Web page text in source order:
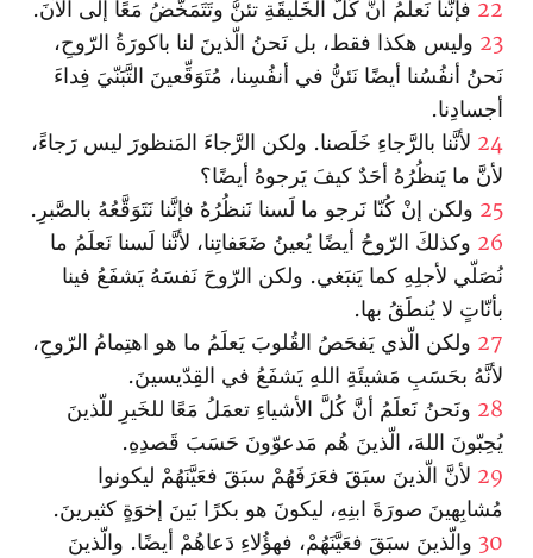
22 فإنَّنا نَعلَمُ أنَّ كُلَّ الخَليقَةِ تئنُّ وتَتَمَخَّضُ مَعًا إلَى الآنَ.
23 وليس هكذا فقط، بل نَحنُ الّذينَ لنا باكورَةُ الرّوحِ،
نَحنُ أنفُسُنا أيضًا نَئنُّ في أنفُسِنا، مُتَوَقِّعينَ التَّبَنّيَ فِداءَ
أجسادِنا.
24 لأنَّنا بالرَّجاءِ خَلَصنا. ولكن الرَّجاءَ المَنظورَ ليس رَجاءً،
لأنَّ ما يَنظُرُهُ أحَدٌ كيفَ يَرجوهُ أيضًا؟
25 ولكن إنْ كُنّا نَرجو ما لَسنا نَنظُرُهُ فإنَّنا نَتَوَقَّعُهُ بالصَّبرِ.
26 وكذلكَ الرّوحُ أيضًا يُعينُ ضَعَفاتِنا، لأنَّنا لَسنا نَعلَمُ ما
نُصَلّي لأجلِهِ كما يَنبَغي. ولكن الرّوحَ نَفسَهُ يَشفَعُ فينا
بأنّاتٍ لا يُنطَقُ بها.
27 ولكن الّذي يَفحَصُ القُلوبَ يَعلَمُ ما هو اهتِمامُ الرّوحِ،
لأنَّهُ بحَسَبِ مَشيئَةِ اللهِ يَشفَعُ في القِدّيسينَ.
28 ونَحنُ نَعلَمُ أنَّ كُلَّ الأشياءِ تعمَلُ مَعًا للخَيرِ للّذينَ
يُحِبّونَ اللهَ، الّذينَ هُم مَدعوّونَ حَسَبَ قَصدِهِ.
29 لأنَّ الّذينَ سبَقَ فعَرَفَهُمْ سبَقَ فعَيَّنَهُمْ ليكونوا
مُشابِهينَ صورَةَ ابنِهِ، ليكونَ هو بكرًا بَينَ إخوَةٍ كثيرينَ.
30 والّذينَ سبَقَ فعَيَّنَهُمْ، فهؤُلاءِ دَعاهُمْ أيضًا. والّذينَ